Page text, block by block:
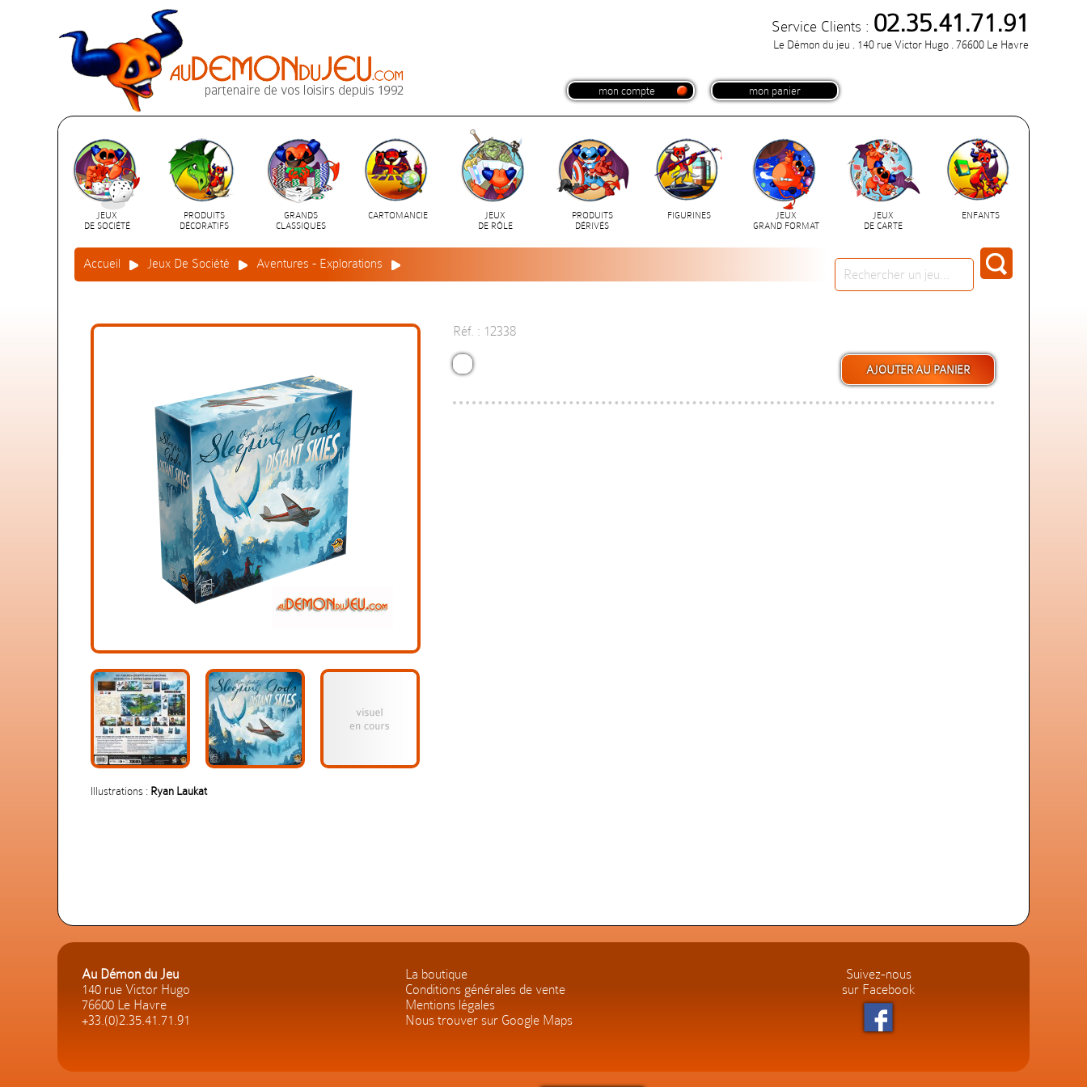
Service Clients : 02.35.41.71.91
Le Démon du jeu . 140 rue Victor Hugo . 76600 Le Havre
mon compte mon panier
JEUX
DE SOCIÉTÉ
PRODUITS
DÉCORATIFS
GRANDS
CLASSIQUES
CARTOMANCIE
JEUX
DE RÔLE
PRODUITS
DÉRIVÉS
FIGURINES
JEUX
GRAND FORMAT
JEUX
DE CARTE
ENFANTS
Accueil Jeux De Société Aventures - Explorations
Illustrations : Ryan Laukat
Réf. : 12338
Au Démon du Jeu
140 rue Victor Hugo
76600 Le Havre
+33.(0)2.35.41.71.91
La boutique
Conditions générales de vente
Mentions légales
Nous trouver sur Google Maps
Suivez-nous
sur Facebook